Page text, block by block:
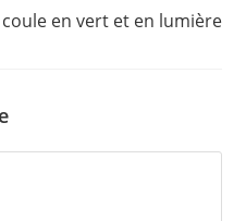
coule en vert et en lumière